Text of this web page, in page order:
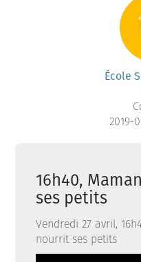
École
2019-
16h40,
ses petits
Vendredi 27 avril,
nourrit ses petits